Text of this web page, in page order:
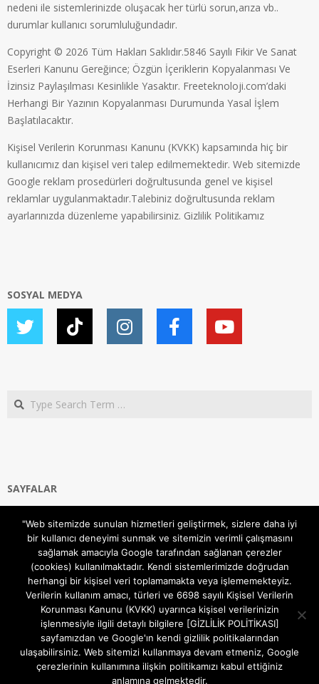
nedeni ile sistemlerinizde oluşacak her türlü sorun,arıza vb..
durumlar kullanıcı sorumluluğundadır.
Copyright © 2026 Tüm Hakları Saklıdır.5846 Sayılı Fikir Ve Sanat
Eserleri Kanunu Gereğince; Özgün İçeriklerin Kopyalanması Ve
İzinsiz Paylaşılması Kesinlikle Yasaktır. Freeteknoloji.com’daki
Herhangi Bir Yazının Kopyalanması Durumunda Yasal İşlem
Başlatılacaktır.
Kişisel Verilerin Korunması Kanunu (KVKK) kapsamında hiç bir
kullanıcımız dan kişisel veri talep edilmemektedir. Web sitemizde
Google reklam prosedürleri doğrultusunda genel ve kişisel
reklamlar uygulanmaktadır.Talebiniz doğrultusunda reklam
ayarlarınızda düzenleme yapabilirsiniz. Gizlilik Politikamız
SOSYAL MEDYA
Search
SAYFALAR
Gizlilik ve Çerezler (Cookies) Politikası
Hakkımızda
İletişim Kanalları
MODEM KURULUM
TEKNİK DESTEK
TELEVİZYON SİSTEMLERİ
"Web sitemizde sunulan hizmetleri geliştirmek, sizlere daha iyi
bir kullanıcı deneyimi sunmak ve sitemizin verimli çalışmasını
sağlamak amacıyla Google tarafından sağlanan çerezler
(cookies) kullanılmaktadır. Kendi sistemlerimizde doğrudan
herhangi bir kişisel veri toplamamakta veya işlememekteyiz.
Verilerin kullanım amacı, türleri ve 6698 sayılı Kişisel Verilerin
Korunması Kanunu (KVKK) uyarınca kişisel verilerinizin
işlenmesiyle ilgili detaylı bilgilere [GİZLİLİK POLİTİKASI]
sayfamızdan ve Google'ın kendi gizlilik politikalarından
ulaşabilirsiniz. Web sitemizi kullanmaya devam etmeniz, Google
çerezlerinin kullanımına ilişkin politikamızı kabul ettiğiniz
anlamına gelmektedir.